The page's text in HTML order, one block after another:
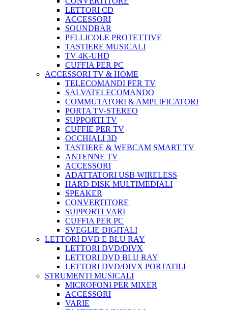
LETTORI CD
ACCESSORI
SOUNDBAR
PELLICOLE PROTETTIVE
TASTIERE MUSICALI
TV 4K-UHD
CUFFIA PER PC
ACCESSORI TV & HOME
TELECOMANDI PER TV
SALVATELECOMANDO
COMMUTATORI & AMPLIFICATORI
PORTA TV-STEREO
SUPPORTI TV
CUFFIE PER TV
OCCHIALI 3D
TASTIERE & WEBCAM SMART TV
ANTENNE TV
ACCESSORI
ADATTATORI USB WIRELESS
HARD DISK MULTIMEDIALI
SPEAKER
CONVERTITORE
SUPPORTI VARI
CUFFIA PER PC
SVEGLIE DIGITALI
LETTORI DVD E BLU RAY
LETTORI DVD/DIVX
LETTORI DVD BLU RAY
LETTORI DVD/DIVX PORTATILI
STRUMENTI MUSICALI
MICROFONI PER MIXER
ACCESSORI
VARIE